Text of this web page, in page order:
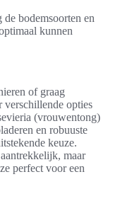
bodemsoorten en
kunnen
of graag
opties
(vrouwentong)
en robuuste
keuze.
maar
perfect voor een